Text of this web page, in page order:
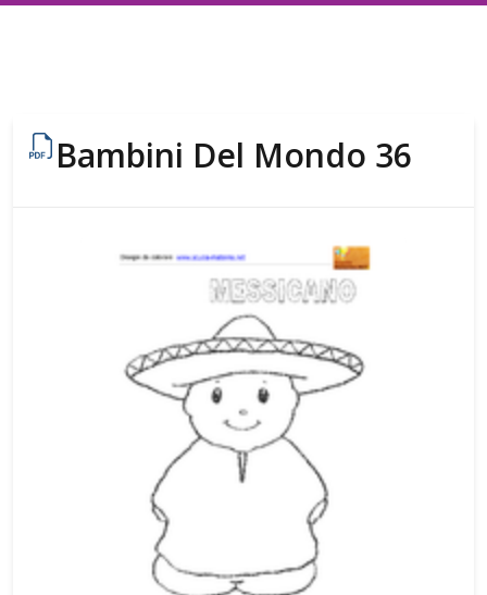
Bambini Del Mondo 36